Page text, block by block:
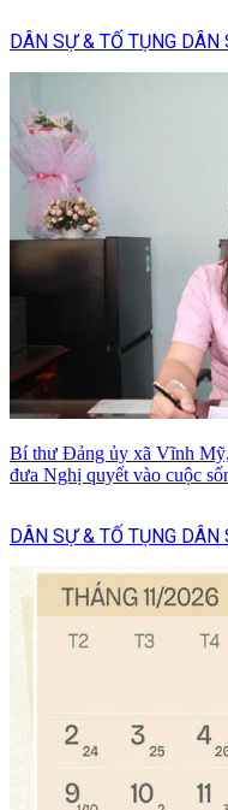
DÂN SỰ & TỐ TỤNG DÂN
Bí thư Đảng ủy xã Vĩnh
đưa Nghị quyết vào cuộc
DÂN SỰ & TỐ TỤNG DÂN